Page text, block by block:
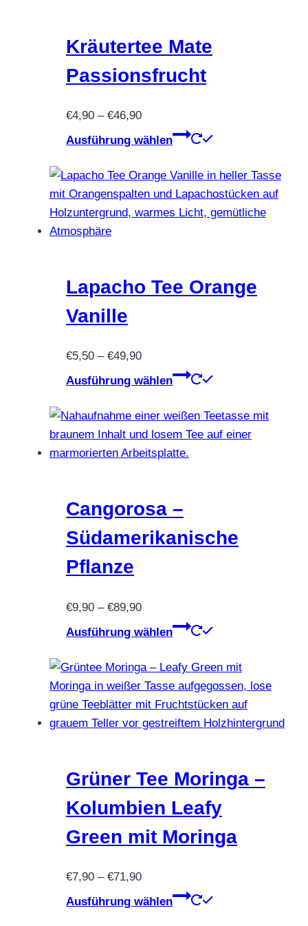
Kräutertee Mate
Passionsfrucht
€4,90 – €46,90Preisspanne:
€4,90
€46,90
Ausführung wählen
Dieses
weist
mehrere
Varianten
können
auf
werden
Lapacho Tee Orange
Vanille
€5,50 – €49,90Preisspanne:
€5,50
€49,90
Ausführung wählen
Dieses
weist
mehrere
auf
Cangorosa –
Südamerikanische
Pflanze
€9,90 – €89,90Preisspanne:
€9,90
€89,90
Ausführung wählen
Dieses
weist
mehrere
Varianten
auf.
können
auf
der
gewählt
Grüner Tee Moringa –
Kolumbien Leafy
Green mit Moringa
€7,90 – €71,90Preisspanne:
€7,90
Ausführung wählen
Dieses